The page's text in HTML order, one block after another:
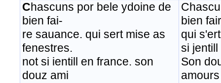
Chascuns por bele ydoine de
bien fai-
re sauance. qui sert mise as
fenestres.
not si ientill en france. son
douz ami
bien
qui
si
Son